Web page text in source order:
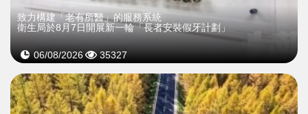
致力構建「老有所醫」的服務系統
衛生局於8月7日開展新一輪「長者安裝假牙計劃」
06/08/2026 35327